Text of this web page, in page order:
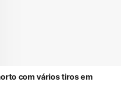
com vários tiros em